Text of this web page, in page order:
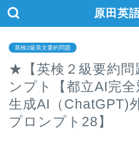
原田英
英検2級英文要約問題
★【英検２級要約問
ンプト【都立AI完
生成AI（ChatGPT)
プロンプト28】